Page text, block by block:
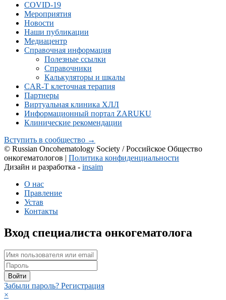
COVID-19
Мероприятия
Новости
Наши публикации
Медиацентр
Справочная информация
Полезные ссылки
Справочники
Калькуляторы и шкалы
CAR-Т клеточная терапия
Партнеры
Виртуальная клиника ХЛЛ
Информационный портал ZARUKU
Клинические рекомендации
Вступить в сообщество →
© Russian Oncohematology Society / Российское Общество
онкогематологов | Политика конфиденциальности
Дизайн и разработка - insaim
О нас
Правление
Устав
Контакты
Вход специалиста онкогематолога
Войти
Забыли пароль? Регистрация
×